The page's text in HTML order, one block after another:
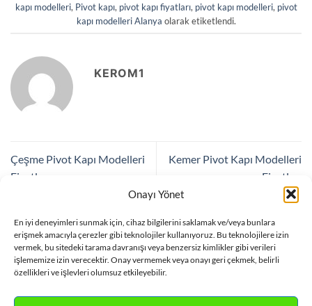
Onayı Yönet
En iyi deneyimleri sunmak için, cihaz bilgilerini saklamak ve/veya bunlara
erişmek amacıyla çerezler gibi teknolojiler kullanıyoruz. Bu teknolojilere izin
vermek, bu sitedeki tarama davranışı veya benzersiz kimlikler gibi verileri
işlememize izin verecektir. Onay vermemek veya onayı geri çekmek, belirli
özellikleri ve işlevleri olumsuz etkileyebilir.
kapı modelleri, Pivot kapı, pivot kapı fiyatları, pivot kapı modelleri, pivot
kapı modelleri Alanya olarak etiketlendi.
KEROM1
Çeşme Pivot Kapı Modelleri
Fiyatları
Kemer Pivot Kapı Modelleri
Fiyatları
Bir yanıt yazın
Yorum yapabilmek içinoturum açmalısınız.